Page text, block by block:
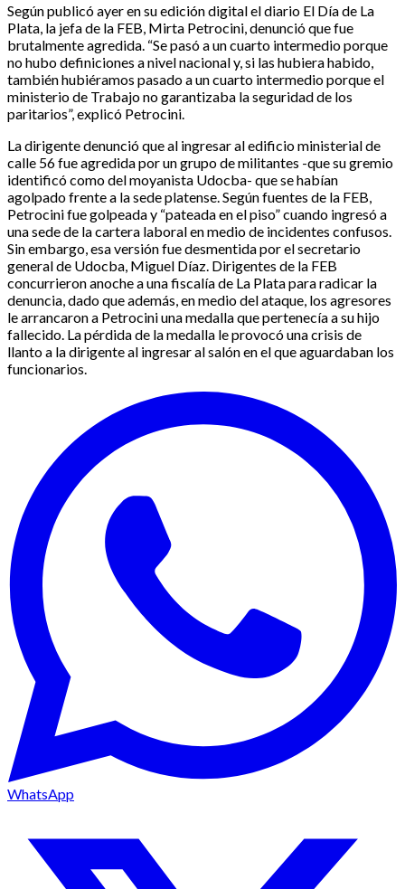
Según publicó ayer en su edición digital el diario El Día de La
Plata, la jefa de la FEB, Mirta Petrocini, denunció que fue
brutalmente agredida. “Se pasó a un cuarto intermedio porque
no hubo definiciones a nivel nacional y, si las hubiera habido,
también hubiéramos pasado a un cuarto intermedio porque el
ministerio de Trabajo no garantizaba la seguridad de los
paritarios”, explicó Petrocini.
La dirigente denunció que al ingresar al edificio ministerial de
calle 56 fue agredida por un grupo de militantes -que su gremio
identificó como del moyanista Udocba- que se habían
agolpado frente a la sede platense. Según fuentes de la FEB,
Petrocini fue golpeada y “pateada en el piso” cuando ingresó a
una sede de la cartera laboral en medio de incidentes confusos.
Sin embargo, esa versión fue desmentida por el secretario
general de Udocba, Miguel Díaz. Dirigentes de la FEB
concurrieron anoche a una fiscalía de La Plata para radicar la
denuncia, dado que además, en medio del ataque, los agresores
le arrancaron a Petrocini una medalla que pertenecía a su hijo
fallecido. La pérdida de la medalla le provocó una crisis de
llanto a la dirigente al ingresar al salón en el que aguardaban los
funcionarios.
WhatsApp